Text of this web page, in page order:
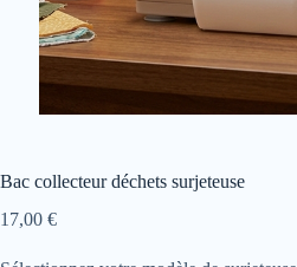
Bac collecteur déchets surjeteuse
17,00 €